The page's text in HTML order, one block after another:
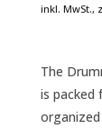
inkl. MwSt.,
The
is packed